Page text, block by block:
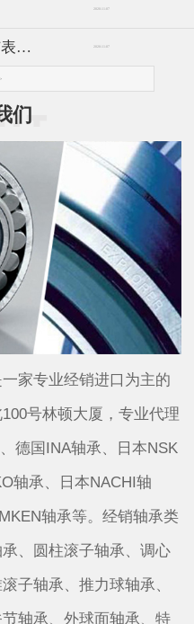
2020-11-07
如何提升FAG进口轴承预紧与表面的相配要求 2020-11-07
们
家专业经销进口为主的
号林顿大厦，专业代理
德国INA轴承、日本NSK
轴承、日本NACHI轴
轴承等。经销轴承类
、圆柱滚子轴承、调心
子轴承、推力球轴承、
轴承、外球面轴承、特